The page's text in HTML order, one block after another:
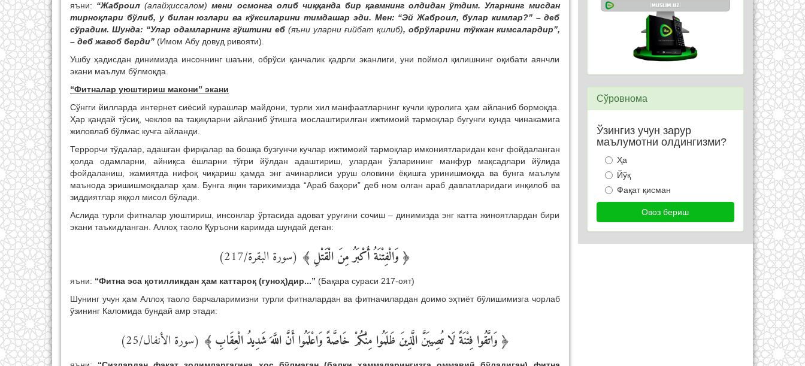
яъни: “Жаброил(алайҳиссалом) мени осмонга олиб чиққанда бир қавмнинг олдидан ўтдим. Уларнинг мисдан
тирноқлари бўлиб, у билан юзлари ва кўксиларини тимдашар эди. Мен: “Эй Жаброил, булар кимлар?” – деб
сўрадим. Шунда: “Улар одамларнинг гўштини еб (яъни уларни ғийбат қилиб), обрўларини тўккан кимсалардир”,
– деб жавоб берди” (Имом Абу довуд ривояти).
Ушбу ҳадисдан динимизда инсоннинг шаъни, обрўси қанчалик қадрли эканлиги, уни поймол қилишнинг оқибати аянчли
экани маълум бўлмоқда.
“Фитналар уюштириш макони” экани
Сўнгги йилларда интернет сиёсий курашлар майдони, турли хил манфаатларнинг кучли қуролига ҳам айланиб бормоқда.
Ҳар қандай тўсиқ, чеклов ва тақиқларни айланиб ўтишга мослаштирилган ижтимоий тармоқлар бугунги кунда чинакамига
жиловлаб бўлмас кучга айланди.
Террорчи тўдалар, адашган фирқалар ва бошқа бузғунчи кучлар ижтимоий тармоқлар имкониятларидан кенг фойдаланган
ҳолда одамларни, айниқса ёшларни тўғри йўлдан адаштириш, улардан ўзларининг манфур мақсадлари йўлида
фойдаланиш, жамиятда нифоқ чиқариш ҳамда энг ачинарлиси уруш оловини ёқишга уринишмоқда ва бунга маълум
маънода эришишмоқдалар ҳам. Бунга яқин тарихимизда “Араб баҳори” деб ном олган араб давлатларидаги инқилоб ва
зиддиятлар яққол мисол бўлади.
Аслида турли фитналар уюштириш, инсонлар ўртасида адоват уруғини сочиш – динимизда энг катта жиноятлардан бири
экани таъкидланган. Аллоҳ таоло Қуръони каримда шундай деган:
﴿ وَالْفِتْنَةُ أَكْبَرُ مِنَ الْقَتْلِ﴾ (سورة ﺍلبقرة/217)
яъни: “Фитна эса қотилликдан ҳам каттароқ (гуноҳ)дир...” (Бақара сураси 217-оят)
Шунинг учун ҳам Аллоҳ таоло барчаларимизни турли фитналардан ва фитначилардан доимо эҳтиёт бўлишимизга чорлаб
ўзининг Каломида бундай амр этади:
﴿ وَاتَّقُوا فِتْنَةً لَا تُصِيبَنَّ الَّذِينَ ظَلَمُوا مِنْكُمْ خَاصَّةً وَاعْلَمُوا أَنَّ اللَّهَ شَدِيدُ الْعِقَابِ﴾ (سورة ﺍﻷنفال/25)
Сўровнома
Ўзингиз учун зарур
маълумотни олдингизми?
Ҳа
Йўқ
Фақат қисман